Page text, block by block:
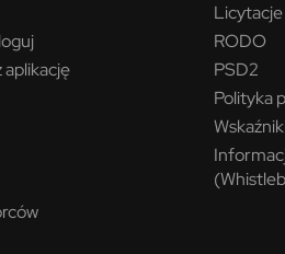
aplikację
Licytacje
RODO
PSD2
Polityka